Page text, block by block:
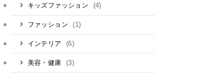
キッズファッション (4)
ファッション (1)
インテリア (6)
美容・健康 (3)